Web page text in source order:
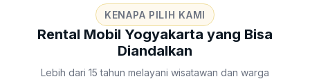
KENAPA PILIH KAMI
Rental Mobil Yogyakarta yang Bisa
Diandalkan
Lebih dari 15 tahun melayani wisatawan dan warga